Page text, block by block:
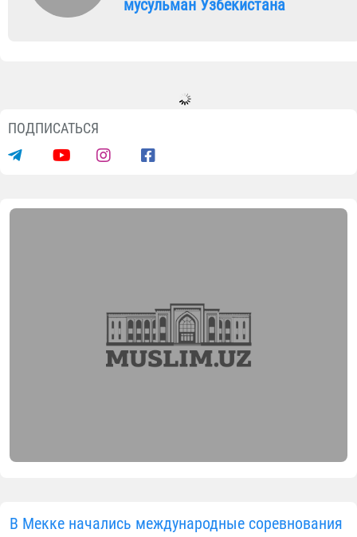
мусульман Узбекистана
ПОДПИСАТЬСЯ
В Мекке начались международные соревнования